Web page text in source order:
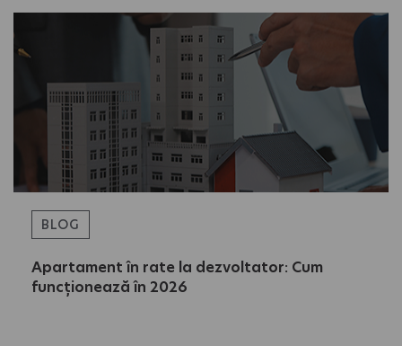
BLOG
Apartament în rate la dezvoltator: Cum
funcționează în 2026